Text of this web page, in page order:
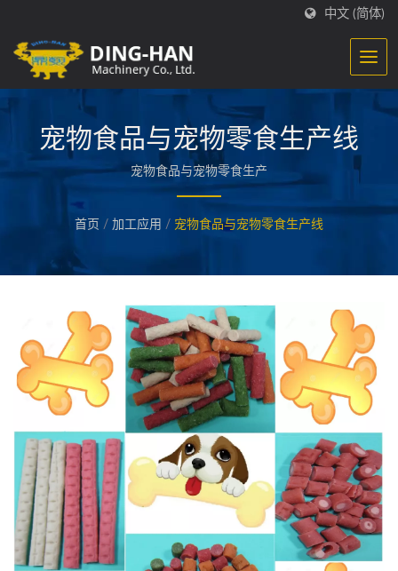
中文 (简体)
宠物食品与宠物零食生产线
宠物食品与宠物零食生产
首页 / 加工应用 / 宠物食品与宠物零食生产线